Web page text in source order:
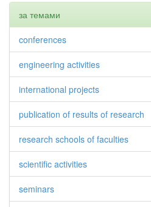
за темами
conferences
engineering activities
international projects
publication of results of research
research schools of faculties
scientific activities
seminars